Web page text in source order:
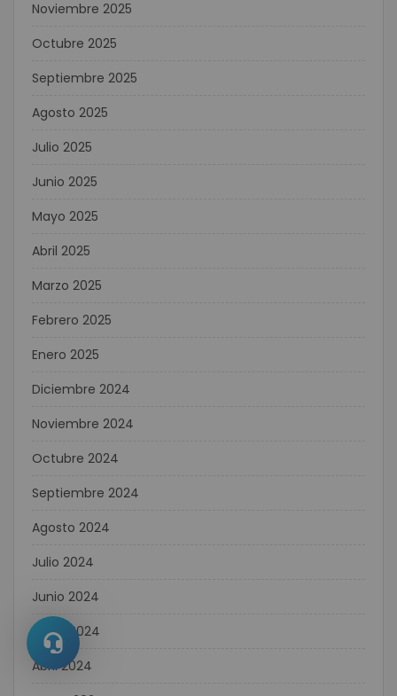
Noviembre 2025
Octubre 2025
Septiembre 2025
Agosto 2025
Julio 2025
Junio 2025
Mayo 2025
Abril 2025
Marzo 2025
Febrero 2025
Enero 2025
Diciembre 2024
Noviembre 2024
Octubre 2024
Septiembre 2024
Agosto 2024
Julio 2024
Junio 2024
Mayo 2024
Abril 2024